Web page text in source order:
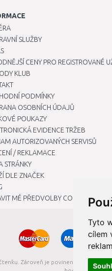
Tyto
cílem
SLUŽBY
CENY PRO REGISTROVANÉ
KLUB
PODMÍNKY
OSOBNÍCH ÚDAJŮ
POUKAZY
EVIDENCE TRŽEB
AUTORIZOVANÝCH SERVISŮ
/ REKLAMACE
STRÁNKY
DLE ZNAČEK
MÉ PŘEDVOLBY COOKIES
Zároveň je povinen zaevidovat